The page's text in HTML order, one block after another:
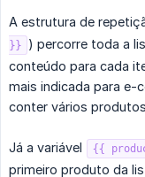
A estrutura de
}} ) percorre toda a
conteúdo para cada
mais indicada para e-
conter vários
Já a variável {{
primeiro produto da